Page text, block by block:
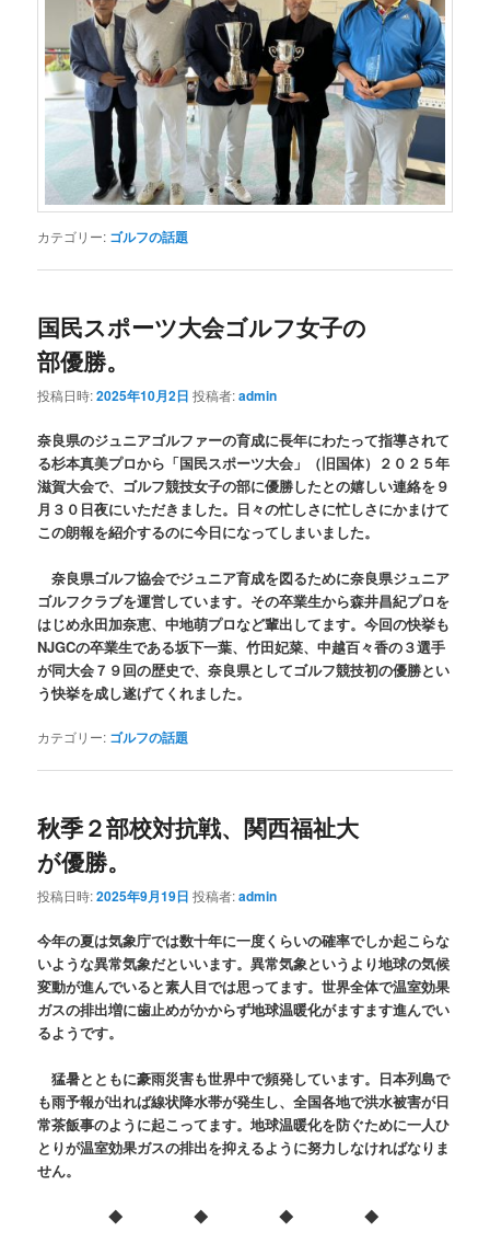
カテゴリー: ゴルフの話題
国民スポーツ大会ゴルフ女子の
部優勝。
投稿日時:2025年10月2日 投稿者:admin
奈良県のジュニアゴルファーの育成に長年にわたって指導されて
る杉本真美プロから「国民スポーツ大会」（旧国体）２０２５年
滋賀大会で、ゴルフ競技女子の部に優勝したとの嬉しい連絡を９
月３０日夜にいただきました。日々の忙しさに忙しさにかまけて
この朗報を紹介するのに今日になってしまいました。
奈良県ゴルフ協会でジュニア育成を図るために奈良県ジュニア
ゴルフクラブを運営しています。その卒業生から森井昌紀プロを
はじめ永田加奈恵、中地萌プロなど輩出してます。今回の快挙も
NJGCの卒業生である坂下一葉、竹田妃菜、中越百々香の３選手
が同大会７９回の歴史で、奈良県としてゴルフ競技初の優勝とい
う快挙を成し遂げてくれました。
カテゴリー: ゴルフの話題
秋季２部校対抗戦、関西福祉大
が優勝。
投稿日時:2025年9月19日 投稿者:admin
今年の夏は気象庁では数十年に一度くらいの確率でしか起こらな
いような異常気象だといいます。異常気象というより地球の気候
変動が進んでいると素人目では思ってます。世界全体で温室効果
ガスの排出増に歯止めがかからず地球温暖化がますます進んでい
るようです。
猛暑とともに豪雨災害も世界中で頻発しています。日本列島で
も雨予報が出れば線状降水帯が発生し、全国各地で洪水被害が日
常茶飯事のように起こってます。地球温暖化を防ぐために一人ひ
とりが温室効果ガスの排出を抑えるように努力しなければなりま
せん。
◆ ◆ ◆ ◆